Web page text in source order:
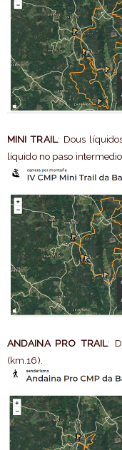
MINI TRAIL: Dous
líquido no paso
ANDAINA PRO TRAIL:
(km.16).